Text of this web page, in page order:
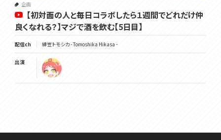
企画
【初対面の人と毎日コラボしたら１週間でどれだけ仲
良くなれる？】マジで酒を飲む【5日目】
配信ch 緋笠トモシカ - Tomoshika Hikasa -
出演